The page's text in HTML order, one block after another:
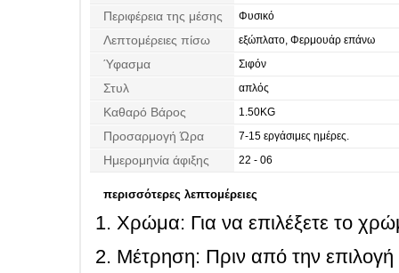
Περιφέρεια της μέσης Φυσικό
Λεπτομέρειες πίσω εξώπλατο, Φερμουάρ επάνω
Ύφασμα Σιφόν
Στυλ απλός
Καθαρό Βάρος 1.50KG
Προσαρμογή Ώρα 7-15 εργάσιμες ημέρες.
Ημερομηνία άφιξης 22 - 06
περισσότερες λεπτομέρειες
Χρώμα: Για να επιλέξετε το
Μέτρηση: Πριν από την